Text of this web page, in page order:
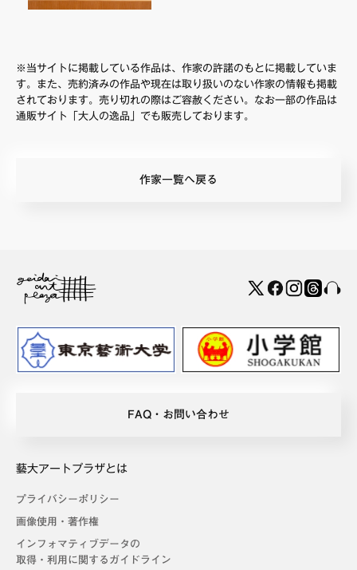
※当サイトに掲載している作品は、作家の許諾のもとに掲載していま
す。また、売約済みの作品や現在は取り扱いのない作家の情報も掲載
されております。売り切れの際はご容赦ください。なお一部の作品は
通販サイト「大人の逸品」でも販売しております。
作家一覧へ戻る
FAQ・お問い合わせ
藝大アートプラザとは
プライバシーポリシー
画像使用・著作権
インフォマティブデータの
取得・利用に関するガイドライン